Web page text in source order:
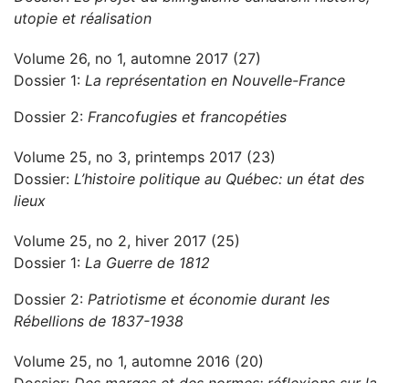
utopie et réalisation
Volume 26, no 1, automne 2017 (27)
Dossier 1: La représentation en Nouvelle-France
Dossier 2: Francofugies et francopéties
Volume 25, no 3, printemps 2017 (23)
Dossier: L’histoire politique au Québec: un état des
lieux
Volume 25, no 2, hiver 2017 (25)
Dossier 1: La Guerre de 1812
Dossier 2: Patriotisme et économie durant les
Rébellions de 1837-1938
Volume 25, no 1, automne 2016 (20)